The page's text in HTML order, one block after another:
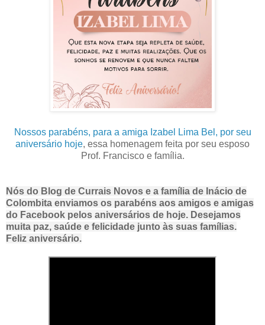
Nossos parabéns, para a amiga Izabel Lima Bel, por seu
aniversário hoje, essa homenagem feita por seu esposo
Prof. Francisco e família.
Nós do Blog de Currais Novos e a família de Inácio de
Colombita enviamos os parabéns aos amigos e amigas
do Facebook pelos aniversários de hoje. Desejamos
muita paz, saúde e felicidade junto às suas famílias.
Feliz aniversário.